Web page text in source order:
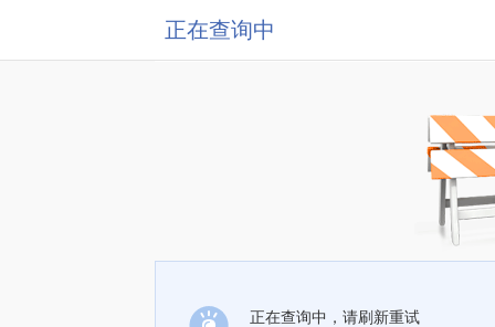
正在查询中
正在查询中，请刷新重试